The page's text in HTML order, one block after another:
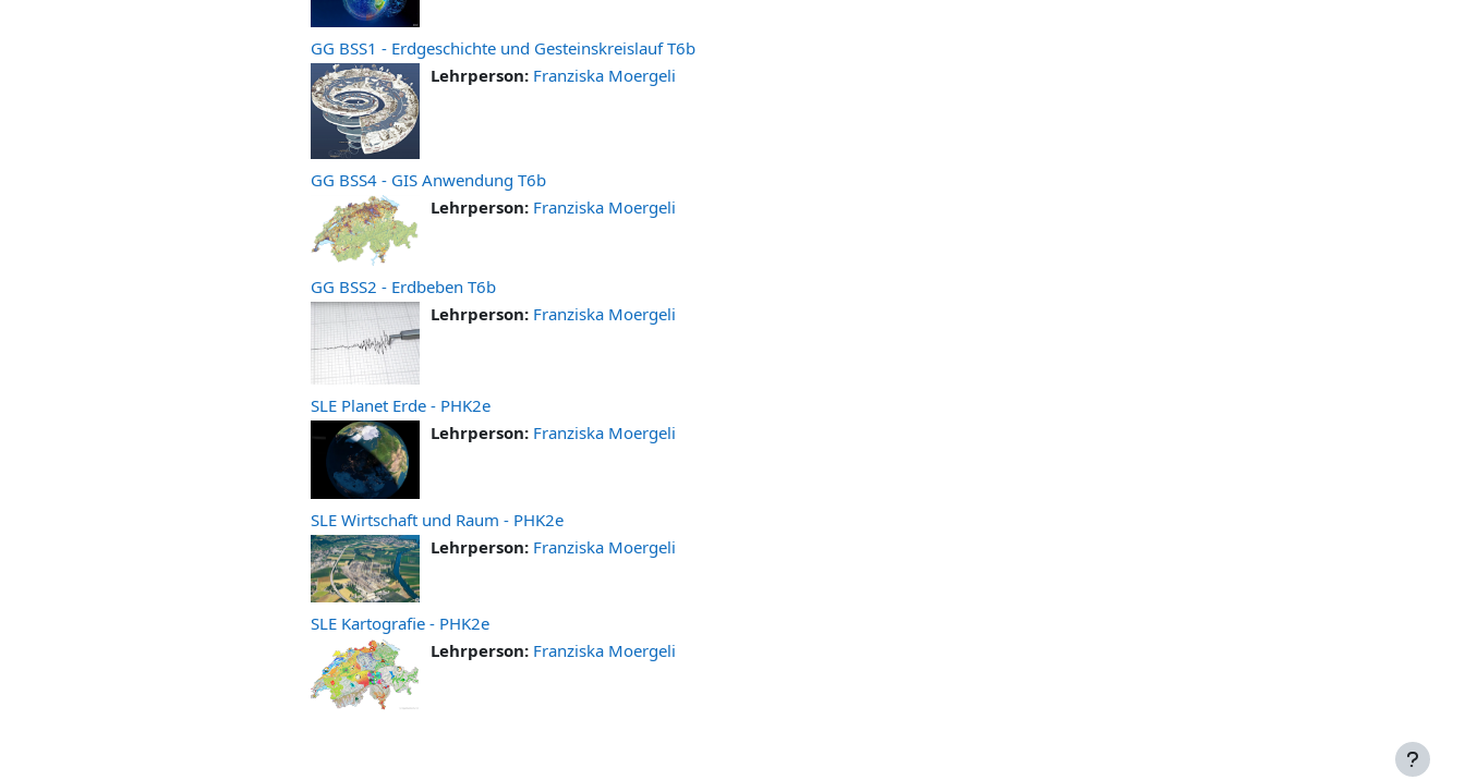
GG BSS1 - Erdgeschichte und Gesteinskreislauf T6b
Lehrperson: Franziska Moergeli
GG BSS4 - GIS Anwendung T6b
Lehrperson: Franziska Moergeli
GG BSS2 - Erdbeben T6b
Lehrperson: Franziska Moergeli
SLE Planet Erde - PHK2e
Lehrperson: Franziska Moergeli
SLE Wirtschaft und Raum - PHK2e
Lehrperson: Franziska Moergeli
SLE Kartografie - PHK2e
Lehrperson: Franziska Moergeli